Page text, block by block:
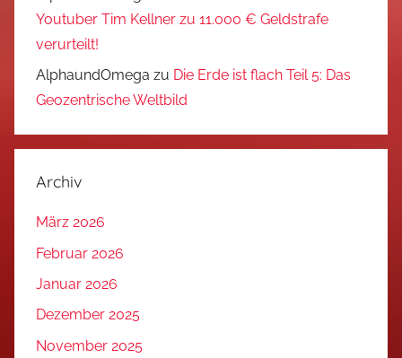
Youtuber Tim Kellner zu 11.000 € Geldstrafe
verurteilt!
AlphaundOmega zu Die Erde ist flach Teil 5: Das
Geozentrische Weltbild
Archiv
März 2026
Februar 2026
Januar 2026
Dezember 2025
November 2025